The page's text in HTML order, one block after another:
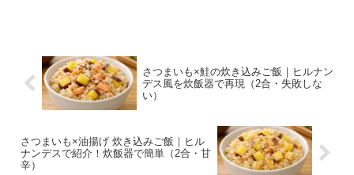
さつまいも×鮭の炊き込みご飯｜ヒルナン
デス風を炊飯器で再現（2合・失敗しな
い）
さつまいも×油揚げ 炊き込みご飯｜ヒル
ナンデスで紹介！炊飯器で簡単（2合・甘
辛）